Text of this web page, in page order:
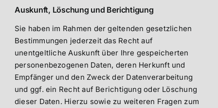
Auskunft, Löschung und Berichtigung
Sie haben im Rahmen der geltenden gesetzlichen
Bestimmungen jederzeit das Recht auf
unentgeltliche Auskunft über Ihre gespeicherten
personenbezogenen Daten, deren Herkunft und
Empfänger und den Zweck der Datenverarbeitung
und ggf. ein Recht auf Berichtigung oder Löschung
dieser Daten. Hierzu sowie zu weiteren Fragen zum